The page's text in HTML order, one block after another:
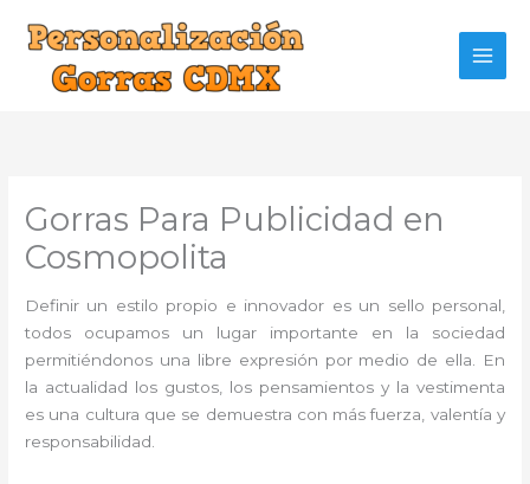
contenido
Gorras Para Publicidad en
Cosmopolita
Definir un estilo propio e innovador es un sello personal,
todos ocupamos un lugar importante en la sociedad
permitiéndonos una libre expresión por medio de ella. En
la actualidad los gustos, los pensamientos y la vestimenta
es una cultura que se demuestra con más fuerza, valentía y
responsabilidad.